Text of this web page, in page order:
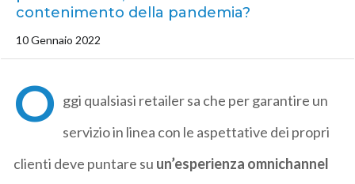
contenimento della pandemia?
10 Gennaio 2022
O ggi qualsiasi retailer sa che per garantire un
servizio in linea con le aspettative dei propri
clienti deve puntare su un’esperienza omnichannel